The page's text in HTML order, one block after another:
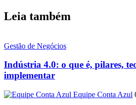
Leia também
Gestão de Negócios
Indústria 4.0: o que é, pilares,
implementar
Equipe Conta Azul